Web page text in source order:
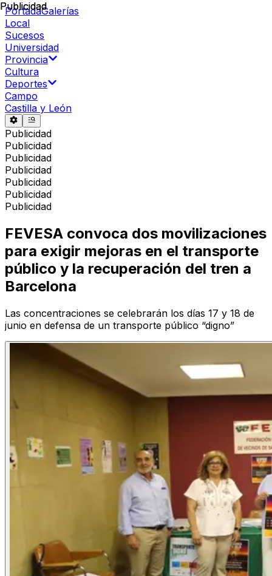
PortadaGalerías
Local
Sucesos
Universidad
Provincia
Cultura
Deportes
Campo
Castilla y León
Publicidad
Publicidad
Publicidad
Publicidad
Publicidad
Publicidad
Publicidad
Publicidad
FEVESA convoca dos movilizaciones
para exigir mejoras en el transporte
público y la recuperación del tren a
Barcelona
Las concentraciones se celebrarán los días 17 y 18 de
junio en defensa de un transporte público “digno”
Publicidad